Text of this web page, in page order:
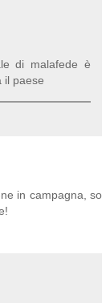
di malafede è
il paese
in campagna, so